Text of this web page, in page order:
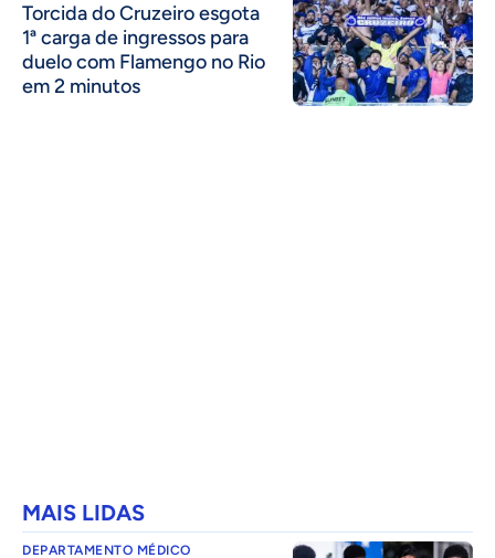
Torcida do Cruzeiro esgota
1ª carga de ingressos para
duelo com Flamengo no Rio
em 2 minutos
MAIS LIDAS
DEPARTAMENTO MÉDICO